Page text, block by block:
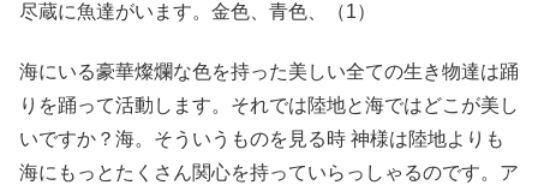
尽蔵に魚達がいます。金色、青色、（1）
海にいる豪華燦爛な色を持った美しい全ての生き物達は踊
りを踊って活動します。それでは陸地と海ではどこが美し
いですか？海。そういうものを見る時 神様は陸地よりも
海にもっとたくさん関心を持っていらっしゃるのです。ア